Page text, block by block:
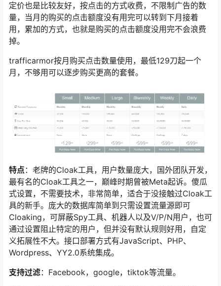
定价也是比较友好，按点击的方式收费，不限制广告的数
量，当月的购买的点击额度没有用完可以转到下月接着
用，累加的方式，也就是购买的点击额度没用完不会浪费
掉。
trafficarmor按月购买点击数量使用，最低129刀起一个
月，不够用可以逐步购买更高的套餐。
特点 ：老牌的Cloak工具，用户数量庞大，国外团队开发，
最有名的Cloak工具之一，巅峰时期曾被Meta起诉。傻瓜
式设置，不需要技术，非常简单，适合于没接触过Cloak工
具的新手。庞大的数据库简单到只需设置流量源即可
Cloaking，可屏蔽Spy工具、机器人以及V/P/N用户，也可
通过设置阻止特定的用户，但并没有默认规则好用，自定
义拓展性不大。接口部署方式有JavaScript、PHP、
Wordpress、YY2.0系统集成。
支持过滤：Facebook，google，tiktok等流量。